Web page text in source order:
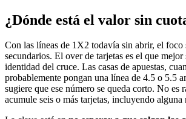
¿Dónde está el valor sin
Con las líneas de 1X2 todavía sin abrir, el foco
secundarios. El over de tarjetas es el que mejor
identidad del cruce. Las casas de apuestas,
probablemente pongan una línea de 4.5 o 5.5
sugiere que ese número se queda corto. No es
acumule seis o más tarjetas, incluyendo alguna